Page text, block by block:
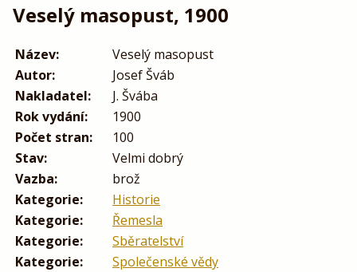
Veselý masopust, 1900
Název:
Veselý masopust
Autor:
Josef Šváb
Nakladatel:
J. Švába
Rok vydání:
1900
Počet stran:
100
Stav:
Velmi dobrý
Vazba:
brož
Kategorie:
Historie
Kategorie:
Řemesla
Kategorie:
Sběratelství
Kategorie:
Společenské vědy